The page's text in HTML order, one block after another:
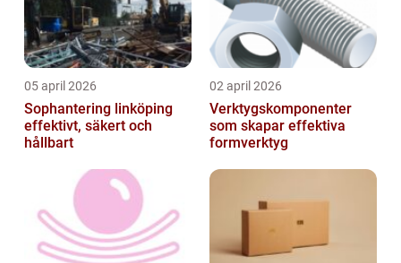
05 april 2026
Sophantering linköping
effektivt, säkert och
hållbart
02 april 2026
Verktygskomponenter
som skapar effektiva
formverktyg